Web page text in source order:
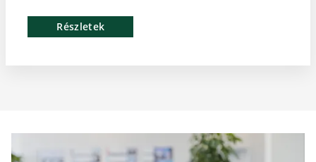
Részletek